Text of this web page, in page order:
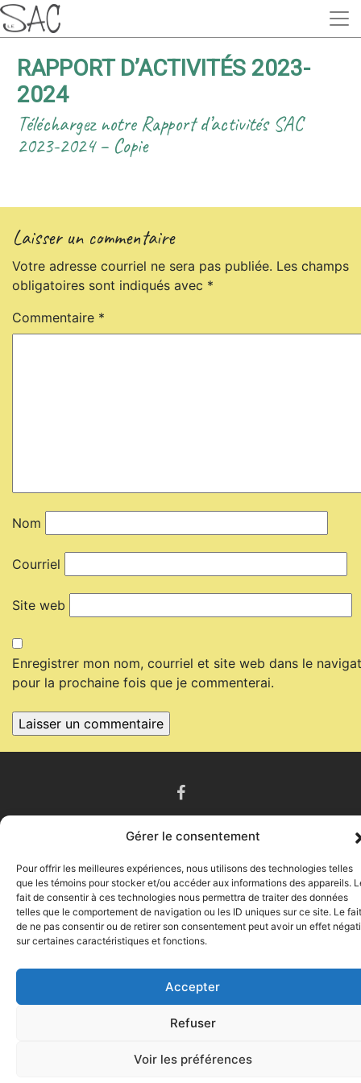
Gérer le consentement
Pour offrir les meilleures expériences, nous utilisons des technologies telles
que les témoins pour stocker et/ou accéder aux informations des appareils.
fait de consentir à ces technologies nous permettra de traiter des données
telles que le comportement de navigation ou les ID uniques sur ce site. Le fait
de ne pas consentir ou de retirer son consentement peut avoir un effet
sur certaines caractéristiques et fonctions.
Accepter
Refuser
Voir les préférences
RAPPORT D’ACTIVITÉS 2023-
2024
Téléchargez notre Rapport d’activités SAC
2023-2024 – Copie
Laisser un commentaire
Votre adresse courriel ne sera pas publiée. Les champs
obligatoires sont indiqués avec *
Commentaire *
Nom
Courriel
Site web
Enregistrer mon nom, courriel et site web dans le
pour la prochaine fois que je commenterai.
NOTRE MISSION
NOUS JOINDRE
RÉALISÉ PAR SUD-OUEST DESIGN CONCEPTEUR DE SITES
WEB